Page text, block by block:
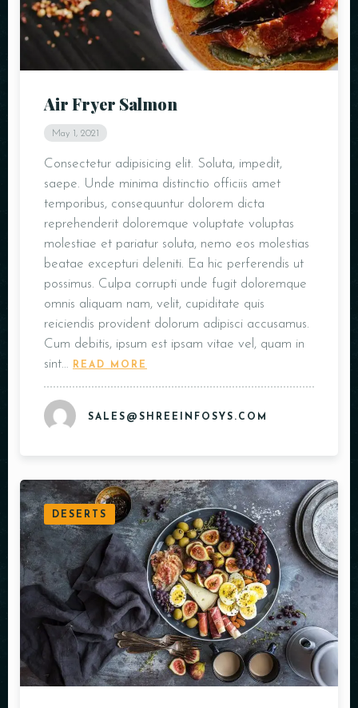
Air Fryer Salmon
May 1, 2021
Consectetur adipisicing elit. Soluta, impedit,
saepe. Unde minima distinctio officiis amet
temporibus, consequuntur dolorem dicta
reprehenderit doloremque voluptate voluptas
molestiae et pariatur soluta, nemo eos molestias
beatae excepturi deleniti. Ea hic perferendis ut
possimus. Culpa corrupti unde fugit doloremque
omnis aliquam nam, velit, cupiditate quis
reiciendis provident dolorum adipisci accusamus.
Cum debitis, ipsum est ipsam vitae vel, quam in
sint…
READ MORE
SALES@SHREEINFOSYS.COM
DESERTS